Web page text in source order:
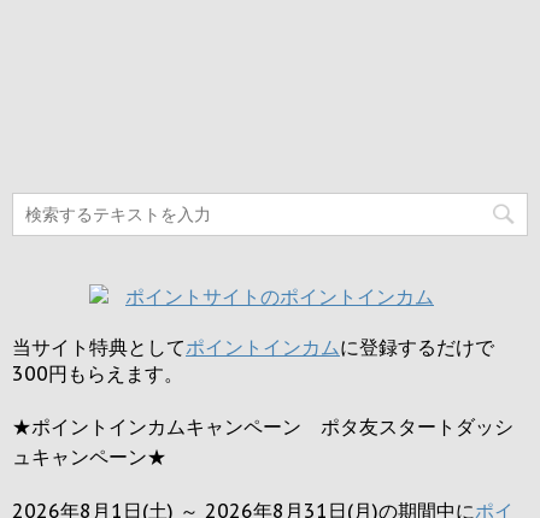
当サイト特典としてポイントインカムに登録するだけで
300円 もらえます。
★ポイントインカムキャンペーン ポタ友スタートダッシ
ュキャンペーン★
2026年8月1日(土) ～ 2026年8月31日(月)の期間中にポイ